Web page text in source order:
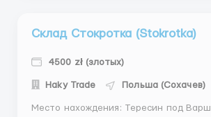
Склад Стокротка (Stokrotka)
4500 zł (злотых)
Haky Trade Польша (Сохачев)
Место нахождения: Тересин под